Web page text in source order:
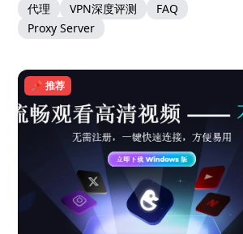
代理
VPN深度评测
FAQ
Proxy Server
📌 推荐